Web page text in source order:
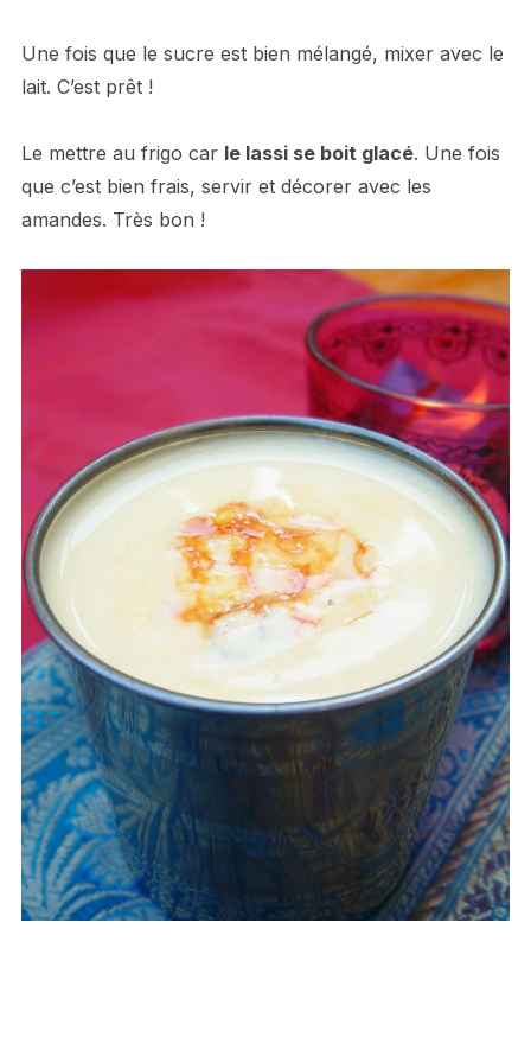
Une fois que le sucre est bien mélangé, mixer avec le
lait. C’est prêt !
Le mettre au frigo car le lassi se boit glacé. Une fois
que c’est bien frais, servir et décorer avec les
amandes. Très bon !